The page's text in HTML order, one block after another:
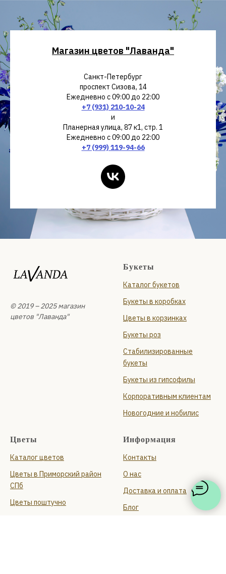
Магазин цветов "Лаванда"
Санкт-Петербург
проспект Сизова, 14
Ежедневно с 09:00 до 22:00
+7 (931) 210-10-24
и
Планерная улица, 87 к1, стр. 1
Ежедневно с 09:00 до 22:00
+7 (999) 119-94-66
© 2019 – 2025 магазин
цветов "Лаванда"
Букеты
Каталог букетов
Букеты в коробках
Цветы в корзинках
Букеты роз
Стабилизированные
букеты
Букеты из гипсофилы
Корпоративным клиентам
Новогодние и нобилис
Цветы
Каталог цветов
Цветы в Приморский район
СПб
Цветы поштучно
Информация
Контакты
О нас
Доставка и оплата
Блог